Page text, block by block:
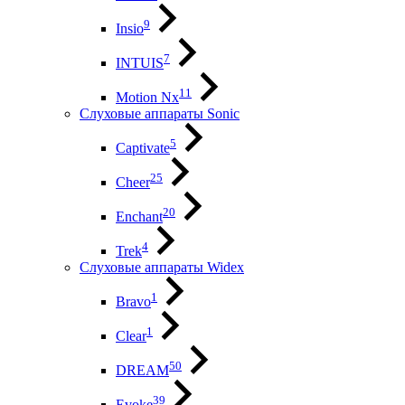
Insio9
INTUIS7
Motion Nx11
Слуховые аппараты Sonic
Captivate5
Cheer25
Enchant20
Trek4
Слуховые аппараты Widex
Bravo1
Clear1
DREAM50
39